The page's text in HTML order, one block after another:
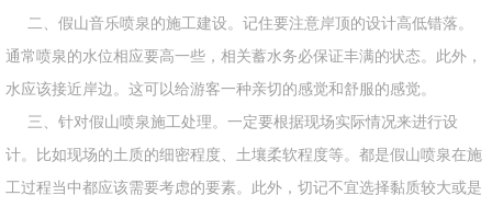
二、假山音乐喷泉的施工建设。记住要注意岸顶的设计高低错落。
通常喷泉的水位相应要高一些，相关蓄水务必保证丰满的状态。此外，
水应该接近岸边。这可以给游客一种亲切的感觉和舒服的感觉。
三、针对假山喷泉施工处理。一定要根据现场实际情况来进行设
计。比如现场的土质的细密程度、土壤柔软程度等。都是假山喷泉在施
工过程当中都应该需要考虑的要素。此外，切记不宜选择黏质较大或是